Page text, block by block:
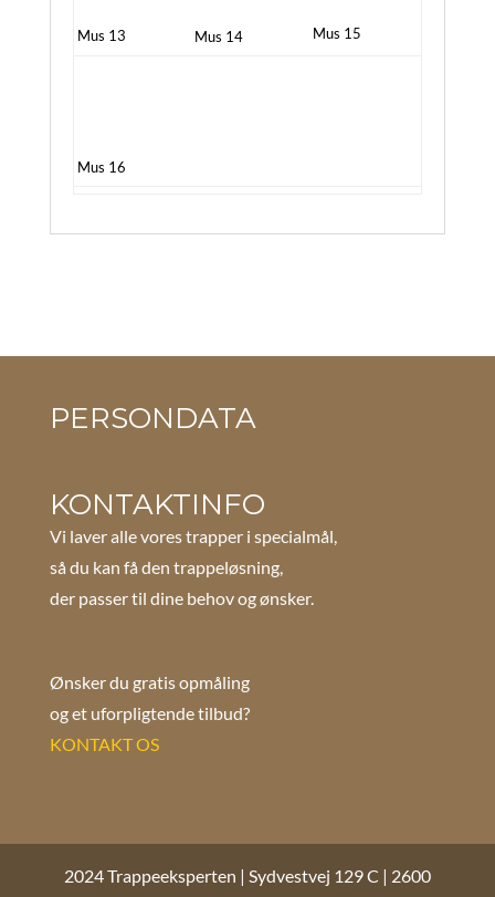
Mus 13 Mus 14 Mus 15
Mus 16
PERSONDATA
KONTAKTINFO
Vi laver alle vores trapper i specialmål,
så du kan få den trappeløsning,
der passer til dine behov og ønsker.
Ønsker du gratis opmåling
og et uforpligtende tilbud?
KONTAKT OS
2024 Trappeeksperten | Sydvestvej 129 C | 2600